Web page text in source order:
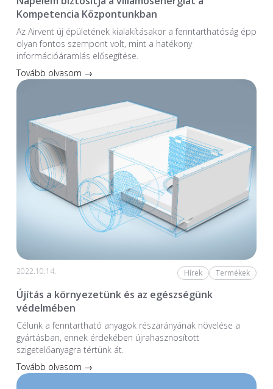
Kompetencia Központunkban
Az Airvent új épületének kialakításakor a fenntarthatóság épp
olyan fontos szempont volt, mint a hatékony
információáramlás elősegítése.
Tovább olvasom →
2022.10.14. Hírek Termékek
Újítás a környezetünk és az egészségünk
védelmében
Célunk a fenntartható anyagok részarányának növelése a
gyártásban, ennek érdekében újrahasznosított
szigetelőanyagra tértünk át.
Tovább olvasom →